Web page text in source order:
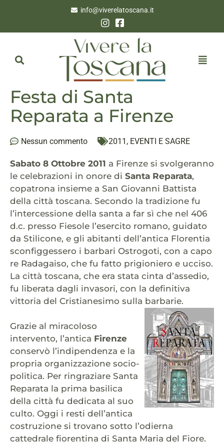
info@viverelatoscana.it
Festa di Santa
Reparata a Firenze
Nessun commento 2011 , EVENTI E SAGRE
Sabato 8 Ottobre 2011 a Firenze si svolgeranno
le celebrazioni in onore di Santa Reparata,
copatrona insieme a San Giovanni Battista
della città toscana. Secondo la tradizione fu
l’intercessione della santa a far sì che nel 406
d.c. presso Fiesole l’esercito romano, guidato
da Stilicone, e gli abitanti dell’antica Florentia
sconfiggessero i barbari Ostrogoti, con a capo
re Radagaiso, che fu fatto prigioniero e ucciso.
La città toscana, che era stata cinta d’assedio,
fu liberata dagli invasori, con la definitiva
vittoria del Cristianesimo sulla barbarie.
Grazie al miracoloso
intervento, l’antica Firenze
conservò l’indipendenza e la
propria organizzazione socio-
politica. Per ringraziare Santa
Reparata la prima basilica
della città fu dedicata al suo
culto. Oggi i resti dell’antica
costruzione si trovano sotto l’odierna
cattedrale fiorentina di Santa Maria del Fiore.